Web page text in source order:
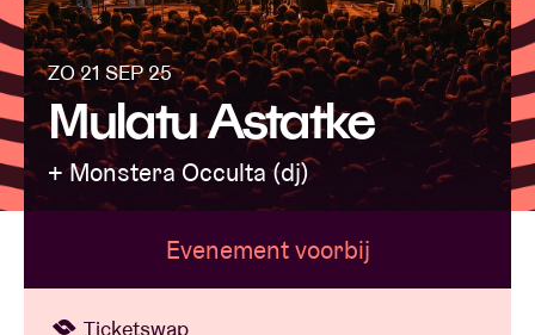
Bezoekersinfo
AB ❤ you
ZO 21 SEP 25
Mulatu Astatke
+ Monstera Occulta (dj)
Evenement voorbij
Ticketswap